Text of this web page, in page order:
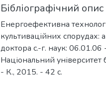
Бібліографічний опис
Енергоефективна
культиваційних спорудах:
доктора с.-г. наук:
Національний університет
- К., 2015. - 42 с.